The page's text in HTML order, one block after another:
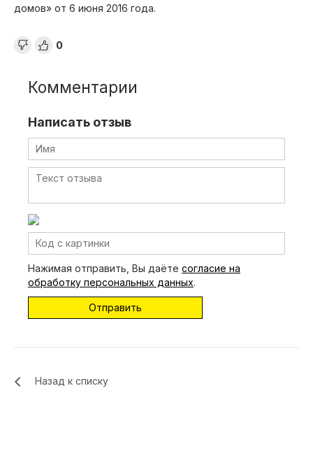
домов» от 6 июня 2016 года.
0
Комментарии
Написать отзыв
Нажимая отправить, Вы даёте согласие на
обработку персональных данных.
Назад к списку